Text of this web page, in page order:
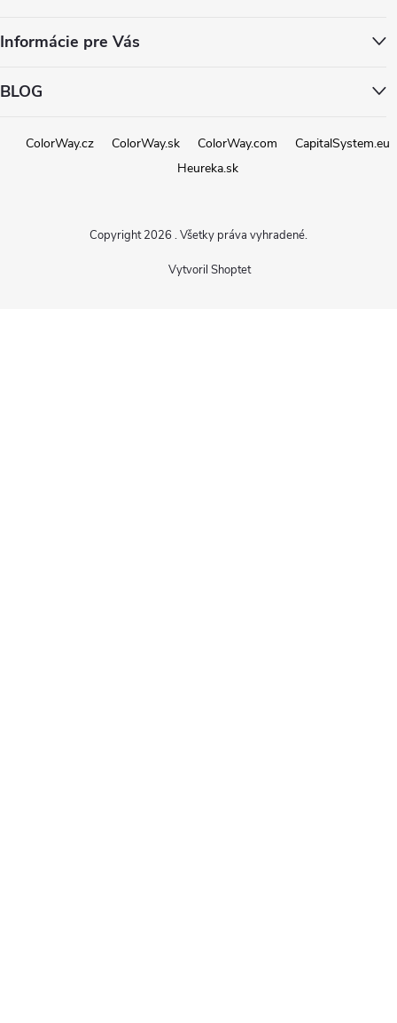
Informácie pre Vás
BLOG
ColorWay.cz ColorWay.sk ColorWay.com
CapitalSystem.eu
Heureka.sk
Vytvoril Shoptet
Copyright 2026 . Všetky práva vyhradené.